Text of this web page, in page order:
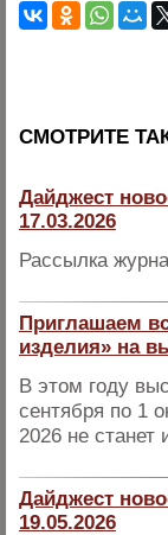
CМОТРИТЕ
Дайджест
17.03.2026
Рассылка
Приглашаем
изделия» на
В этом году
сентября по 1
2026 не
Дайджест
19.05.2026